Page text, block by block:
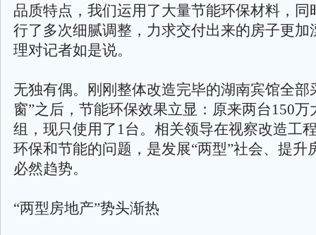
品质特点，我们运用了大量节能环保材料，同
行了多次细腻调整，力求交付出来的房子更加
理对记者如是说。
无独有偶。刚刚整体改造完毕的湖南宾馆全部
窗”之后，节能环保效果立显：原来两台150万
组，现只使用了1台。相关领导在视察改造工
环保和节能的问题，是发展“两型”社会、提升
必然趋势。
“两型房地产”势头渐热